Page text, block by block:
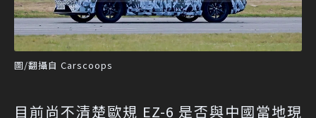
圖/翻攝自 Carscoops
目前尚不清楚歐規 EZ-6 是否與中國當地現